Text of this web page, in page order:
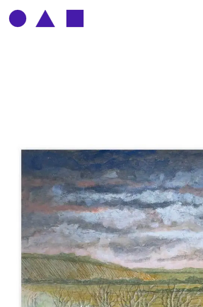
CATALOGUE DES
CONTACT